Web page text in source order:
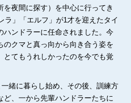
を夜間に探す）を中心に行ってき
ラ」「エルフ」が1才を迎えたタイ
ハンドラーに任命されました。今
のクマと真っ向から向き合う姿を
とてもうれしかったのを今でも覚
緒に暮らし始め、その後、訓練方
ど、一から先輩ハンドラーたちに